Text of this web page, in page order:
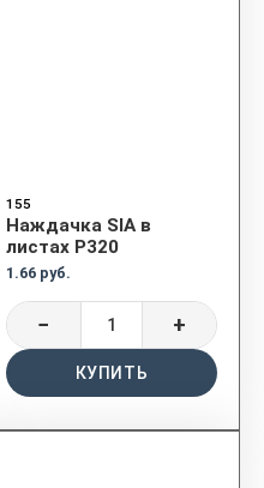
155
Наждачка SIA в
листах P320
1.66 руб.
− +
КУПИТЬ